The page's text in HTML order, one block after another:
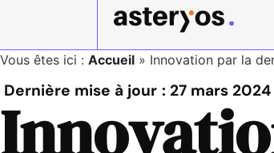
Vous êtes ici : Accueil » Innovation par la
Dernière mise à jour : 27 mars 2024